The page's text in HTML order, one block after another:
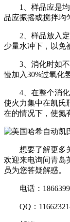
1、样品应是均
品应振摇或搅拌均
2、样品放入定
少量水冲下，以免
3、消化时如不
慢加入30%过氧化
4、在整个消化
使火力集中在凯氏
在的情况下，使氮
想要了解更多
欢迎来电询问青岛
员为您答疑解惑。
电话：
QQ：